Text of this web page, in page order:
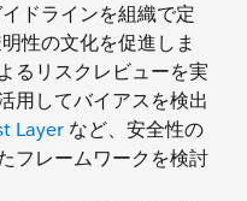
ドラインを組織で定
性の文化を促進しま
るリスクレビューを実
用してバイアスを検出
Layer など、安全性の
フレームワークを検討